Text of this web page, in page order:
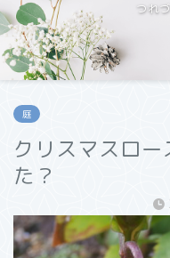
つれ
庭
クリスマスロ
た？